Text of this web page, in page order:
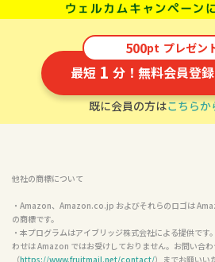
500pt プレゼン
最短 1 分！無料会員登
既に会員の方はこちら
他社の商標について
・Amazon、Amazon.co.jp およびそれらのロゴは
の商標です。
・本プログラムはアイブリッジ株式会社による提供で
わせは Amazon ではお受けしておりません。お問い合
（https://www.fruitmail.net/contact/）までお願いい